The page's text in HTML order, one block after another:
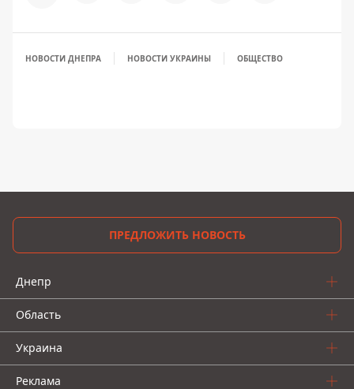
НОВОСТИ ДНЕПРА НОВОСТИ УКРАИНЫ ОБЩЕСТВО
ПРЕДЛОЖИТЬ НОВОСТЬ
Днепр
Область
Украина
Реклама